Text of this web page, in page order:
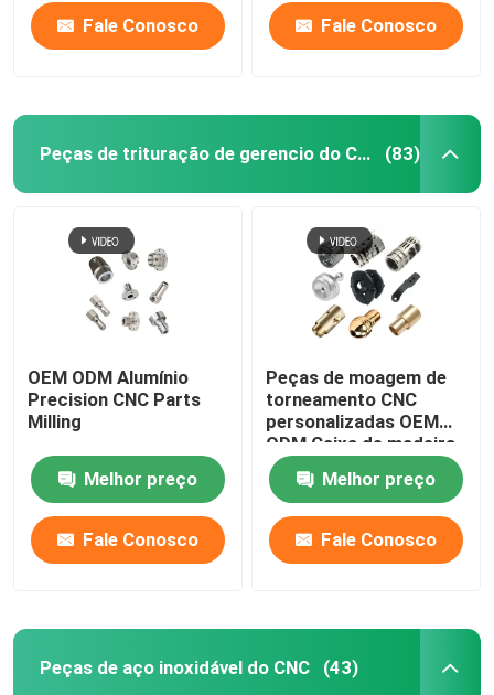
Fale Conosco Fale Conosco
Peças de trituração de gerencio do CNC (83)
OEM ODM Alumínio
Precision CNC Parts
Milling
Melhor preço
Fale Conosco
Peças de moagem de
torneamento CNC
personalizadas OEM
ODM Caixa de madeira
Melhor preço
Fale Conosco
Peças de aço inoxidável do CNC (43)